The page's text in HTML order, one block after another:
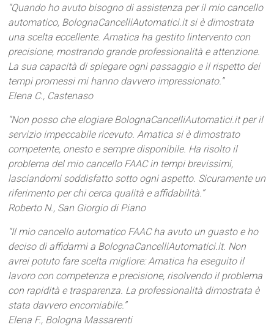
“Quando ho avuto bisogno di assistenza per il mio cancello
automatico, BolognaCancelliAutomatici.it si è dimostrata
una scelta eccellente. Amatica ha gestito lintervento con
precisione, mostrando grande professionalità e attenzione.
La sua capacità di spiegare ogni passaggio e il rispetto dei
tempi promessi mi hanno davvero impressionato.”
Elena C., Castenaso
“Non posso che elogiare BolognaCancelliAutomatici.it per il
servizio impeccabile ricevuto. Amatica si è dimostrato
competente, onesto e sempre disponibile. Ha risolto il
problema del mio cancello FAAC in tempi brevissimi,
lasciandomi soddisfatto sotto ogni aspetto. Sicuramente un
riferimento per chi cerca qualità e affidabilità.”
Roberto N., San Giorgio di Piano
“Il mio cancello automatico FAAC ha avuto un guasto e ho
deciso di affidarmi a BolognaCancelliAutomatici.it. Non
avrei potuto fare scelta migliore: Amatica ha eseguito il
lavoro con competenza e precisione, risolvendo il problema
con rapidità e trasparenza. La professionalità dimostrata è
stata davvero encomiabile.”
Elena F., Bologna Massarenti